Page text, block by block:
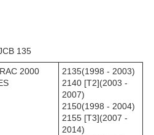
135
2000
2135(1998 - 2003)
2140 [T2](2003 -
2007)
2150(1998 - 2004)
2155 [T3](2007 -
2014)